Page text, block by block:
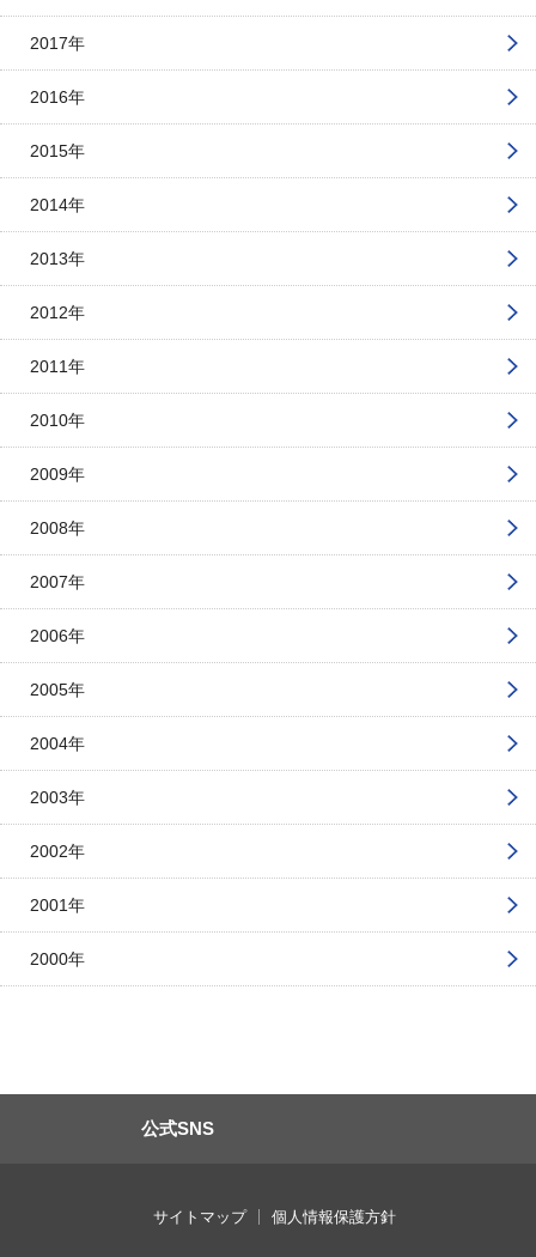
2017年
2016年
2015年
2014年
2013年
2012年
2011年
2010年
2009年
2008年
2007年
2006年
2005年
2004年
2003年
2002年
2001年
2000年
公式SNS
サイトマップ 個人情報保護方針